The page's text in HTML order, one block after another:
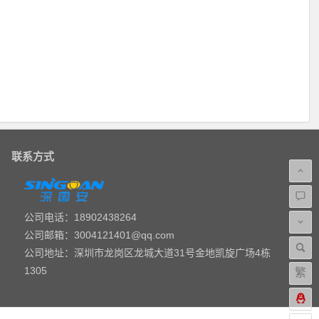
联系方式
公司电话：18902438264
公司邮箱：3004121401@qq.com
公司地址：深圳市龙岗区龙城大道31号金地凯旋广场4栋
1305
繁